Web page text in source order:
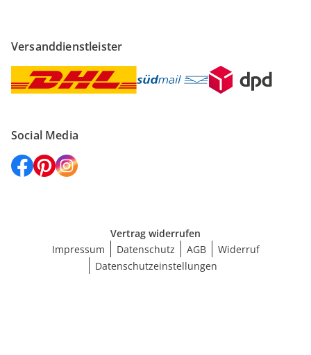
Versanddienstleister
Social Media
Vertrag widerrufen
Impressum
Datenschutz AGB
Widerruf
Datenschutzeinstellungen